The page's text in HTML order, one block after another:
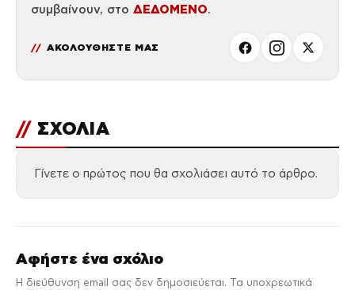
συμβαίνουν, στο ΔΕΔΟΜΕΝΟ.
ΑΚΟΛΟΥΘΗΣΤΕ ΜΑΣ
// ΣΧΟΛΙΑ
Γίνετε ο πρώτος που θα σχολιάσει αυτό το άρθρο.
Αφήστε ένα σχόλιο
Η διεύθυνση email σας δεν δημοσιεύεται. Τα υποχρεωτικά